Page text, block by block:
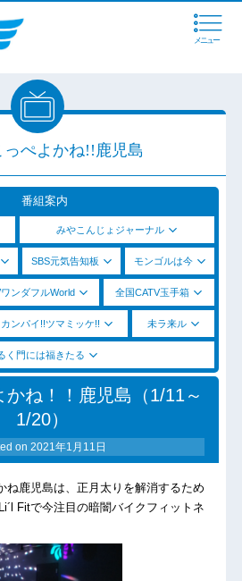
メニュー
っぺよかね!!鹿児島
番組案内
みやこんじょジャーナル
SBS元気告知板 モンゴルは今
ンダフルWorld 全国CATV玉手箱
カンパイ!!ツマミッケ!! 未ラ来ル
く門には福きたる
かね！！鹿児島（1/11～
1/20）
on 2021年1月11日
ね鹿児島は、正月太りを解消するため
Fitで今注目の暗闇バイクフィットネ